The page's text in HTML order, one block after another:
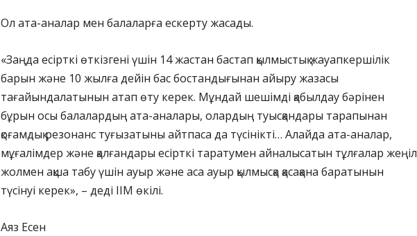
Ол ата-аналар мен балаларға ескерту жасады.
«Заңда есірткі өткізгені үшін 14 жастан бастап қылмыстық жауапкершілік
барын және 10 жылға дейін бас бостандығынан айыру жазасы
тағайындалатынын атап өту керек. Мұндай шешімді қабылдау бәрінен
бұрын осы балалардың ата-аналары, олардың туысқандары тарапынан
қоғамдық резонанс туғызатыны айтпаса да түсінікті… Алайда ата-аналар,
мұғалімдер және қалғандары есірткі таратумен айналысатын тұлғалар жеңіл
жолмен ақша табу үшін ауыр және аса ауыр қылмысқа қасақана баратынын
түсінуі керек», – деді ІІМ өкілі.
Аяз Есен